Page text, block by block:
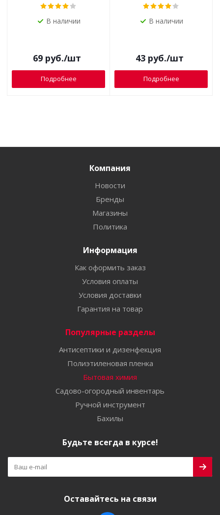
В наличии
69руб./шт
Подробнее
В наличии
43руб./шт
Подробнее
Компания
Новости
Бренды
Магазины
Политика
Информация
Как оформить заказ
Условия оплаты
Условия доставки
Гарантия на товар
Популярные разделы
Антисептики и дизенфекция
Полиэтиленовая пленка
Бытовая химия
Садово-огородный инвентарь
Ручной инструмент
Бахилы
Будьте всегда в курсе!
Оставайтесь на связи